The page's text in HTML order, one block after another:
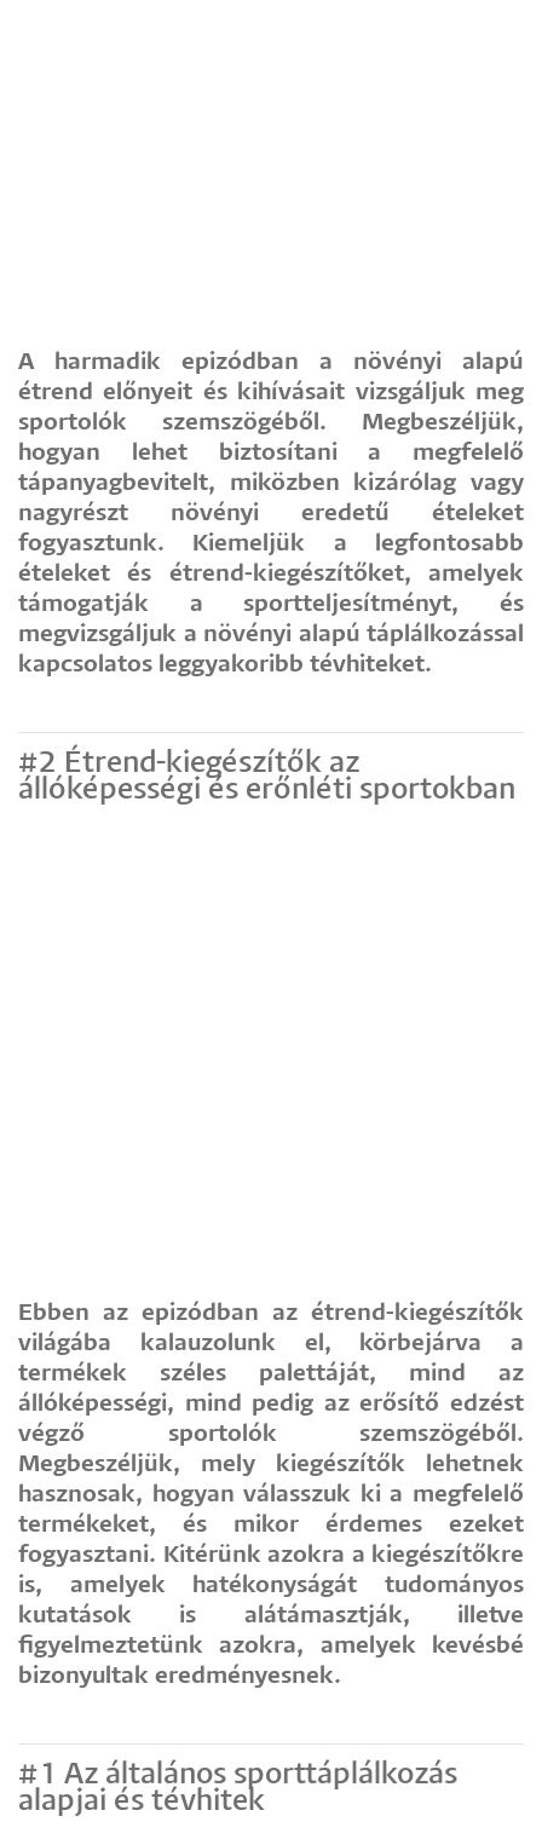
A harmadik epizódban a növényi alapú
étrend előnyeit és kihívásait vizsgáljuk meg
sportolók szemszögéből. Megbeszéljük,
hogyan lehet biztosítani a megfelelő
tápanyagbevitelt, miközben kizárólag vagy
nagyrészt növényi eredetű ételeket
fogyasztunk. Kiemeljük a legfontosabb
ételeket és étrend-kiegészítőket, amelyek
támogatják a sportteljesítményt, és
megvizsgáljuk a növényi alapú táplálkozással
kapcsolatos leggyakoribb tévhiteket.
#2 Étrend-kiegészítők az
állóképességi és erőnléti sportokban
Ebben az epizódban az étrend-kiegészítők
világába kalauzolunk el, körbejárva a
termékek széles palettáját, mind az
állóképességi, mind pedig az erősítő edzést
végző sportolók szemszögéből.
Megbeszéljük, mely kiegészítők lehetnek
hasznosak, hogyan válasszuk ki a megfelelő
termékeket, és mikor érdemes ezeket
fogyasztani. Kitérünk azokra a kiegészítőkre
is, amelyek hatékonyságát tudományos
kutatások is alátámasztják, illetve
figyelmeztetünk azokra, amelyek kevésbé
bizonyultak eredményesnek.
#1 Az általános sporttáplálkozás
alapjai és tévhitek